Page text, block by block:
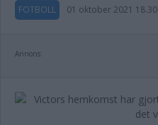
FOTBOLL 01 oktober 2021 18.30
Annons: